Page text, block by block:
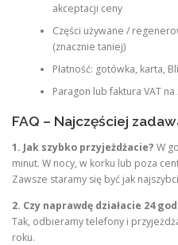
akceptacji ceny
Części używane /
(znacznie taniej)
Płatność: gotówka, karta,
Paragon lub faktura VAT na
FAQ – Najczęściej
1. Jak szybko przyjeżdżacie? W
minut. W nocy, w korku lub poza
Zawsze staramy się być jak
2. Czy naprawdę działacie 24
Tak, odbieramy telefony i
roku.